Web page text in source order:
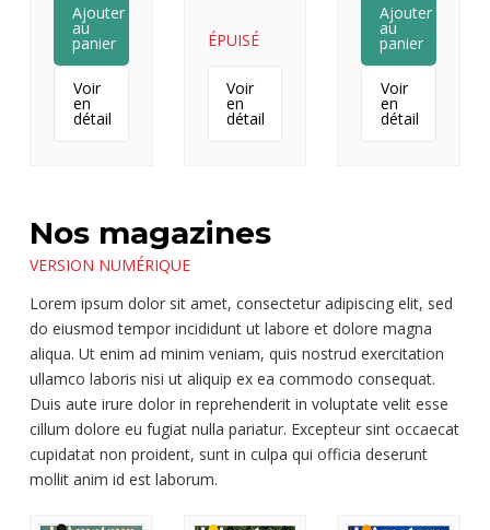
Ajouter
au
panier
Voir
en
détail
ÉPUISÉ
Voir
en
détail
Ajouter
au
panier
Voir
en
détail
Nos magazines
VERSION NUMÉRIQUE
Lorem ipsum dolor sit amet, consectetur adipiscing elit, sed
do eiusmod tempor incididunt ut labore et dolore magna
aliqua. Ut enim ad minim veniam, quis nostrud exercitation
ullamco laboris nisi ut aliquip ex ea commodo consequat.
Duis aute irure dolor in reprehenderit in voluptate velit esse
cillum dolore eu fugiat nulla pariatur. Excepteur sint occaecat
cupidatat non proident, sunt in culpa qui officia deserunt
mollit anim id est laborum.